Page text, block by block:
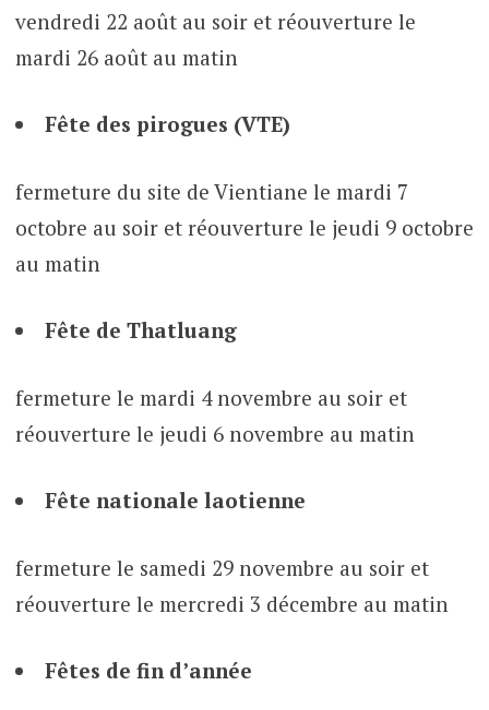
vendredi 22 août au soir et réouverture le
mardi 26 août au matin
Fête des pirogues (VTE)
fermeture du site de Vientiane le mardi 7
octobre au soir et réouverture le jeudi 9 octobre
au matin
Fête de Thatluang
fermeture le mardi 4 novembre au soir et
réouverture le jeudi 6 novembre au matin
Fête nationale laotienne
fermeture le samedi 29 novembre au soir et
réouverture le mercredi 3 décembre au matin
Fêtes de fin d’année